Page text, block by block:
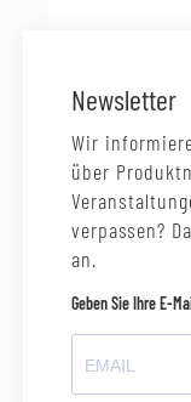
Newsletter
Wir
über
verpassen?
an.
Geben Sie Ihre E-